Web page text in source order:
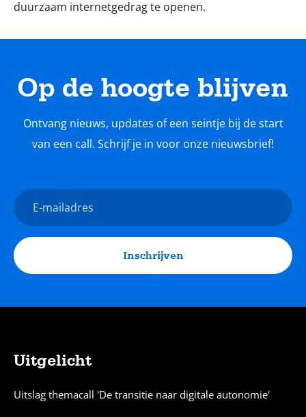
duurzaam internetgedrag te openen.
Op de hoogte blijven
Ontvang nieuws, updates of een seintje bij de start
van een call. Schrijf je in voor onze nieuwsbrief!
E-
mailadres
Inschrijven
Uitgelicht
Uitslag themacall 'De transitie naar digitale autonomie'